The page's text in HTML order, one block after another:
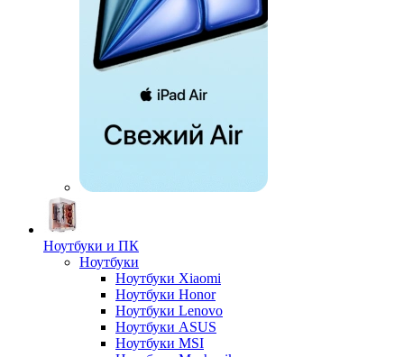
Ноутбуки и ПК
Ноутбуки
Ноутбуки Xiaomi
Ноутбуки Honor
Ноутбуки Lenovo
Ноутбуки ASUS
Ноутбуки MSI